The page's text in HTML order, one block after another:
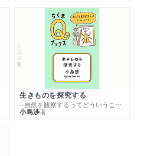
シリーズ・全集
生きものを探究する
─自然を観察するってどういうこと？
小島渉著